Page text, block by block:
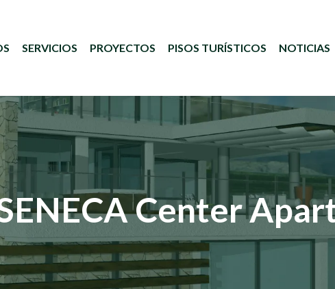
SERVICIOS PROYECTOS PISOS TURÍSTICOS NOTICIAS
Center